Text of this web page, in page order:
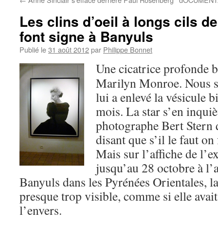
Les clins d’oeil à longs cils
font signe à Banyuls
Publié le31 août 2012par Philippe Bonnet
Une cicatrice profonde
Marilyn Monroe. Nous
lui a enlevé la vésicule
mois. La star s’en
photographe Bert Stern
disant que s’il le faut
Mais sur l’affiche de
jusqu’au 28 octobre à
Banyuls dans les Pyrénées Orientales,
presque trop visible, comme si elle
l’envers.